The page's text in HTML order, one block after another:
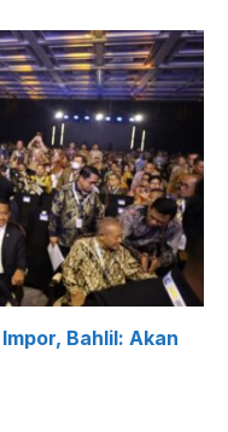
Bahlil: Akan